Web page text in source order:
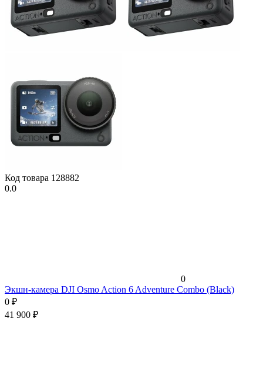
Код товара 128882
0.0
0
Экшн-камера DJI Osmo Action 6 Adventure Combo (Black)
0 ₽
41 900 ₽